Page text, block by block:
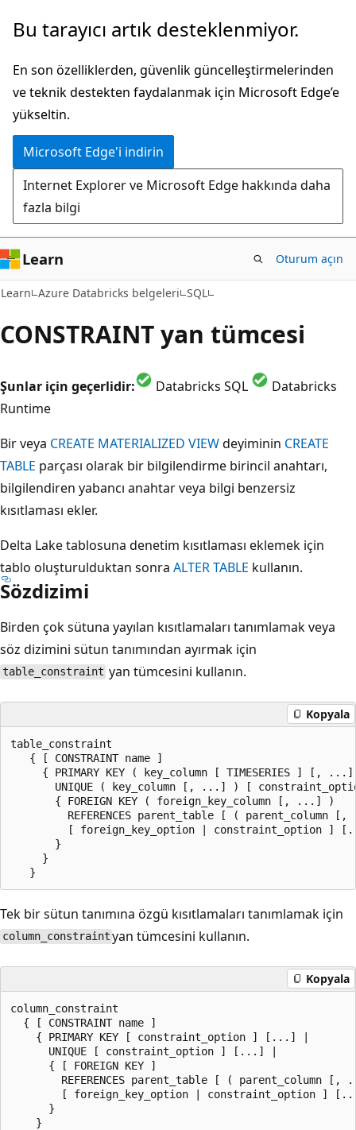
Ana
atla
Bu tarayıcı artık desteklenmiyor.
En son özelliklerden, güvenlik güncelleştirmelerinden
ve teknik destekten faydalanmak için Microsoft Edge’e
yükseltin.
Microsoft Edge'i indirin
Internet Explorer ve Microsoft Edge hakkında daha
fazla bilgi
Learn Oturum açın
Learn Azure Databricks belgeleri SQL
CONSTRAINT yan tümcesi
Şunlar için geçerlidir: Databricks SQL
Databricks
Runtime
Bir veya CREATE MATERIALIZED VIEWdeyiminin CREATE
TABLE parçası olarak bir bilgilendirme birincil anahtarı,
bilgilendiren yabancı anahtar veya bilgi benzersiz
kısıtlaması ekler.
Delta Lake tablosuna denetim kısıtlaması eklemek için
tablo oluşturulduktan sonra ALTER TABLE kullanın.
Sözdizimi
Birden çok sütuna yayılan kısıtlamaları tanımlamak veya
söz dizimini sütun tanımından ayırmak için
table_constraint yan tümcesini kullanın.
Kopyala
table_constraint
   { [ CONSTRAINT name ]
{ PRIMARY KEY ( key_column [ TIMESERIES ] [,
UNIQUE ( key_column [, ...] ) [
       { FOREIGN KEY ( foreign_key_column [, ...] )
REFERENCES parent_table [ ( parent_column [,
[ foreign_key_option | constraint_option ]
       }
     }
Tek bir sütun tanımına özgü kısıtlamaları tanımlamak için
column_constraint yan tümcesini kullanın.
Kopyala
column_constraint
  { [ CONSTRAINT name ]
    { PRIMARY KEY [ constraint_option ] [...] |
      UNIQUE [ constraint_option ] [...] |
      { [ FOREIGN KEY ]
REFERENCES parent_table [ ( parent_column [,
[ foreign_key_option | constraint_option ]
      }
    }